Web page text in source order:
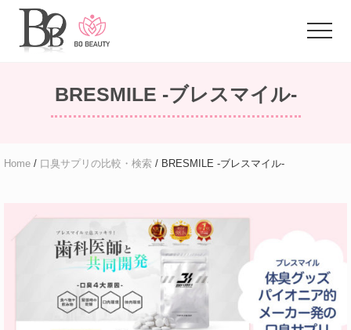
Menu
Skip
main
Skip
primary
ラ
性
お
Menu
BRESMILE -ブレスマイル-
Home / 口臭サプリの比較・検索 / BRESMILE -ブレスマイル-